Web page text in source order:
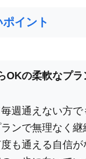
イント
OKの柔軟なプ
週通えない方で
ンで無理なく継
度も通える自信